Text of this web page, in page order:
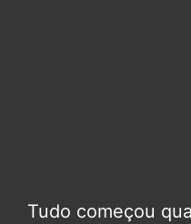
Tudo começou